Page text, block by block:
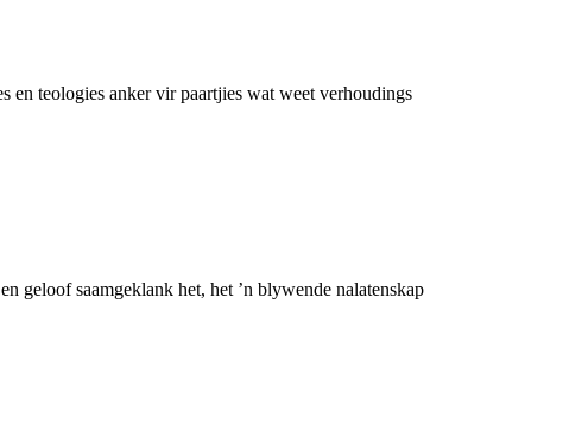
en teologies anker vir paartjies wat weet verhoudings
geloof saamgeklank het, het ’n blywende nalatenskap